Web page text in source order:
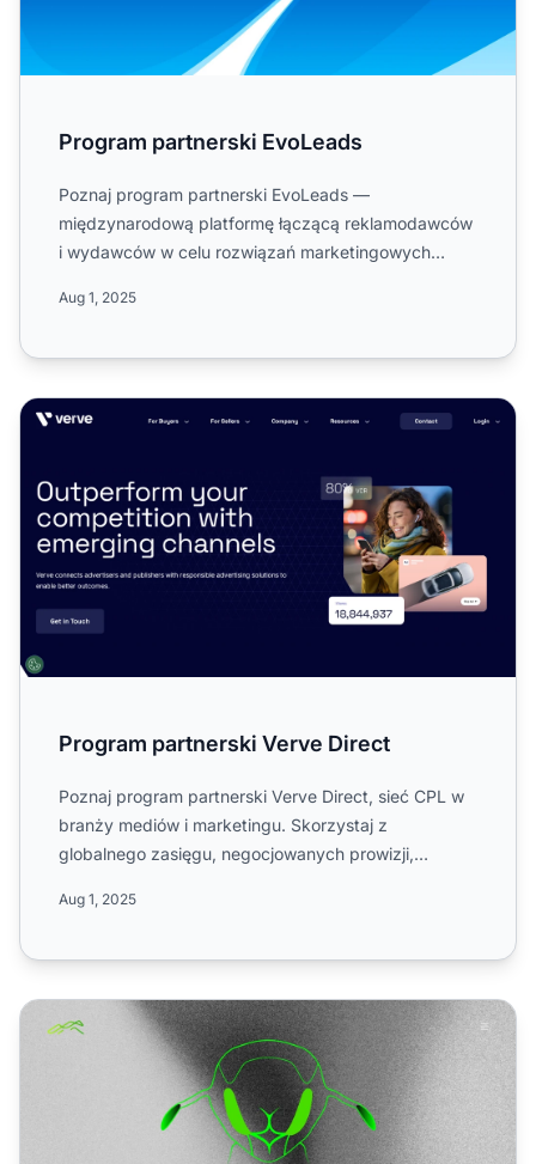
Program partnerski EvoLeads
Poznaj program partnerski EvoLeads —
międzynarodową platformę łączącą reklamodawców
i wydawców w celu rozwiązań marketingowych
Aug 1, 2025
Program partnerski Verve Direct
Program partnerski Verve Direct
Poznaj program partnerski Verve Direct, sieć CPL w
branży mediów i marketingu. Skorzystaj z
globalnego zasięgu, negocjowanych prowizji,
Aug 1, 2025
Program partnerski Ambalaya